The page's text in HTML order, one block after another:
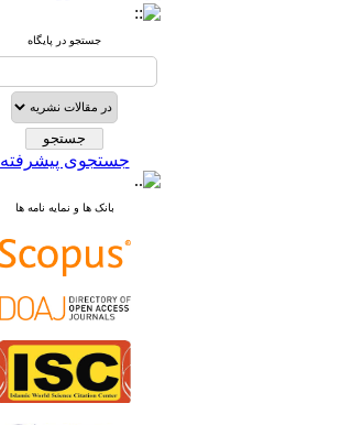
جستجو در پایگاه
جستجوی پیشرفته
بانک ها و نمایه نامه ها